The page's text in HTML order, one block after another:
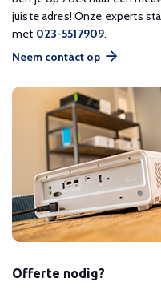
juiste adres! Onze experts
met 023-5517909.
Neem contact op
Offerte nodig?